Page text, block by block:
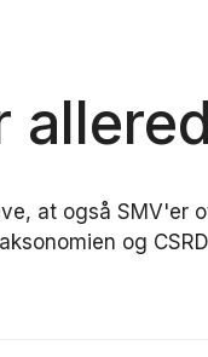
at også SMV'er
og